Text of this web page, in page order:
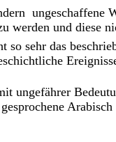
ungeschaffene
werden und diese
sehr das
ungefährer